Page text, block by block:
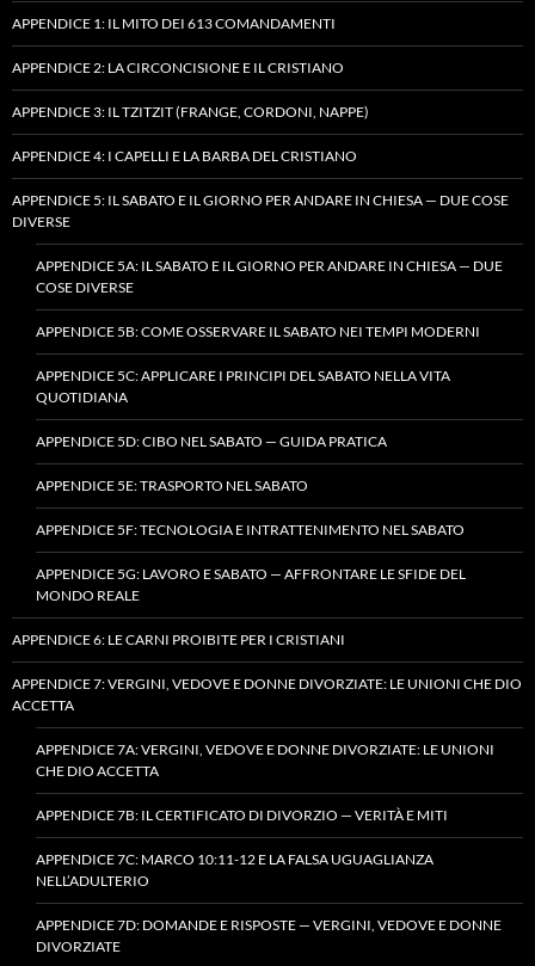
APPENDICE 1: IL MITO DEI 613 COMANDAMENTI
APPENDICE 2: LA CIRCONCISIONE E IL CRISTIANO
APPENDICE 3: IL TZITZIT (FRANGE, CORDONI, NAPPE)
APPENDICE 4: I CAPELLI E LA BARBA DEL CRISTIANO
APPENDICE 5: IL SABATO E IL GIORNO PER ANDARE IN CHIESA — DUE COSE
DIVERSE
APPENDICE 5A: IL SABATO E IL GIORNO PER ANDARE IN CHIESA — DUE
COSE DIVERSE
APPENDICE 5B: COME OSSERVARE IL SABATO NEI TEMPI MODERNI
APPENDICE 5C: APPLICARE I PRINCIPI DEL SABATO NELLA VITA
QUOTIDIANA
APPENDICE 5D: CIBO NEL SABATO — GUIDA PRATICA
APPENDICE 5E: TRASPORTO NEL SABATO
APPENDICE 5F: TECNOLOGIA E INTRATTENIMENTO NEL SABATO
APPENDICE 5G: LAVORO E SABATO — AFFRONTARE LE SFIDE DEL
MONDO REALE
APPENDICE 6: LE CARNI PROIBITE PER I CRISTIANI
APPENDICE 7: VERGINI, VEDOVE E DONNE DIVORZIATE: LE UNIONI CHE DIO
ACCETTA
APPENDICE 7A: VERGINI, VEDOVE E DONNE DIVORZIATE: LE UNIONI
CHE DIO ACCETTA
APPENDICE 7B: IL CERTIFICATO DI DIVORZIO — VERITÀ E MITI
APPENDICE 7C: MARCO 10:11-12 E LA FALSA UGUAGLIANZA
NELL’ADULTERIO
APPENDICE 7D: DOMANDE E RISPOSTE — VERGINI, VEDOVE E DONNE
DIVORZIATE